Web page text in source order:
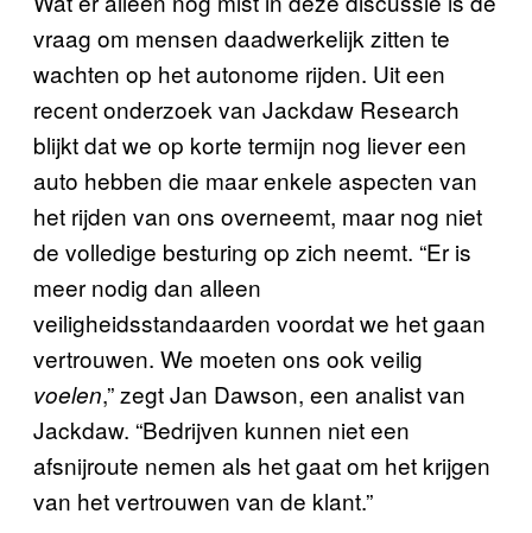
vraag om mensen daadwerkelijk zitten te
wachten op het autonome rijden. Uit een
recent onderzoek van Jackdaw Research
blijkt dat we op korte termijn nog liever een
auto hebben die maar enkele aspecten van
het rijden van ons overneemt, maar nog niet
de volledige besturing op zich neemt. “Er is
meer nodig dan alleen
veiligheidsstandaarden voordat we het gaan
vertrouwen. We moeten ons ook veilig
voelen,” zegt Jan Dawson, een analist van
Jackdaw. “Bedrijven kunnen niet een
afsnijroute nemen als het gaat om het krijgen
van het vertrouwen van de klant.”